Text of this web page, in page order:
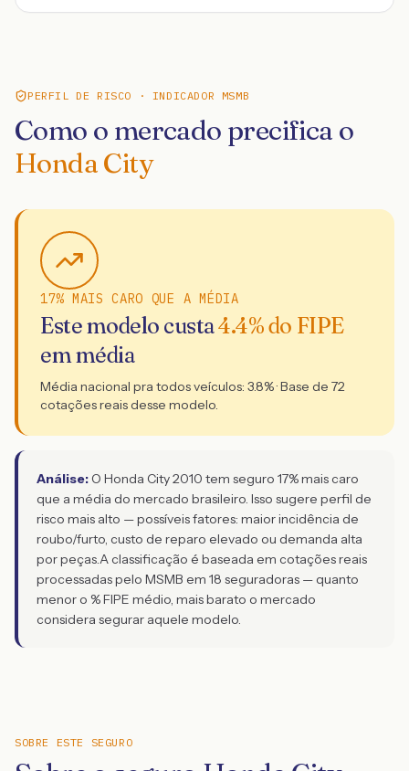
PERFIL DE RISCO · INDICADOR MSMB
Como o mercado precifica o
Honda City
17% MAIS CARO QUE A MÉDIA
Este modelo custa4.4% do FIPE
em média
Média nacional pra todos veículos: 3.8% · Base de 72
cotações reais desse modelo.
Análise: O Honda City 2010 tem seguro 17% mais caro
que a média do mercado brasileiro. Isso sugere perfil de
risco mais alto — possíveis fatores: maior incidência de
roubo/furto, custo de reparo elevado ou demanda alta
por peças.A classificação é baseada em cotações reais
processadas pelo MSMB em 18 seguradoras — quanto
menor o % FIPE médio, mais barato o mercado
considera segurar aquele modelo.
SOBRE ESTE SEGURO